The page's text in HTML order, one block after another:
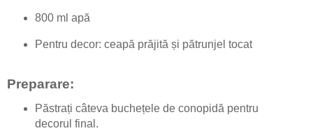
800 ml apă
Pentru decor: ceapă prăjită și pătrunjel tocat
Preparare:
Păstrați câteva buchețele de conopidă pentru
decorul final.